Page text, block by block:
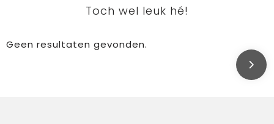
Toch wel leuk hé!
Geen resultaten gevonden.